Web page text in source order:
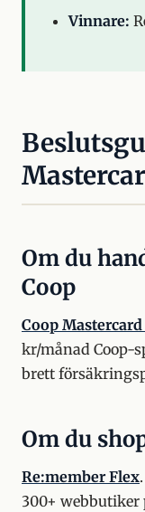
Vinnare:
Om du
Coop
Coop
kr/månad Coop-
brett
Om du
Re:member Flex
300+ webbutiker